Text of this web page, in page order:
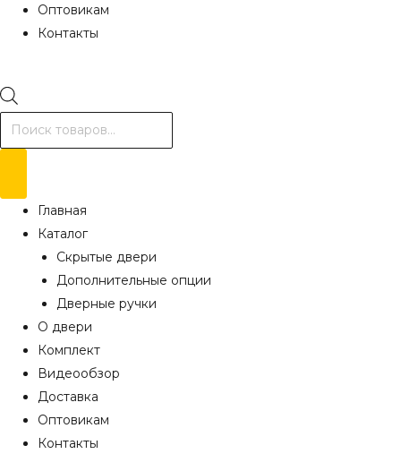
Оптовикам
Контакты
Поиск
товаров
Главная
Каталог
Скрытые двери
Дополнительные опции
Дверные ручки
О двери
Комплект
Видеообзор
Доставка
Оптовикам
Контакты